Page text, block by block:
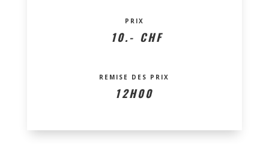
PRIX
10.- CHF
REMISE DES PRIX
12H00